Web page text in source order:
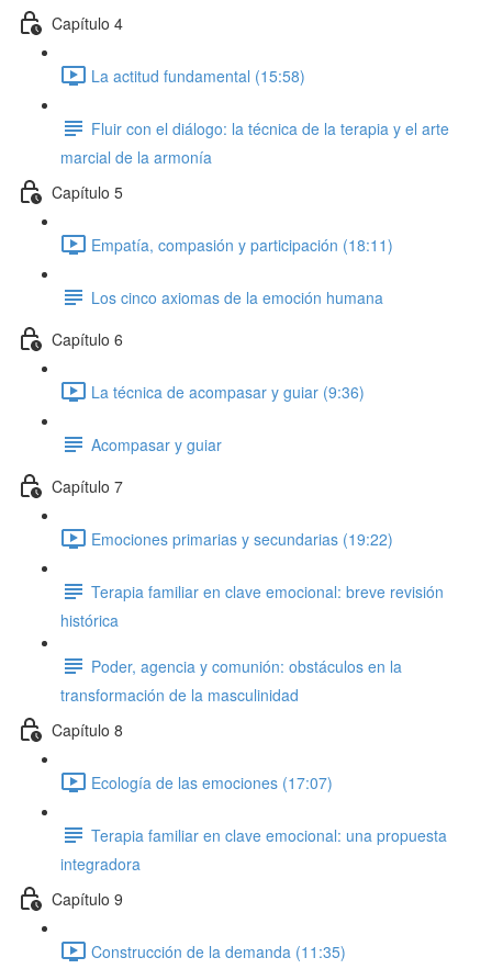
Capítulo 4
La actitud fundamental (15:58)
Fluir con el diálogo: la técnica de la terapia y el arte
marcial de la armonía
Capítulo 5
Empatía, compasión y participación (18:11)
Los cinco axiomas de la emoción humana
Capítulo 6
La técnica de acompasar y guiar (9:36)
Acompasar y guiar
Capítulo 7
Emociones primarias y secundarias (19:22)
Terapia familiar en clave emocional: breve revisión
histórica
Poder, agencia y comunión: obstáculos en la
transformación de la masculinidad
Capítulo 8
Ecología de las emociones (17:07)
Terapia familiar en clave emocional: una propuesta
integradora
Capítulo 9
Construcción de la demanda (11:35)